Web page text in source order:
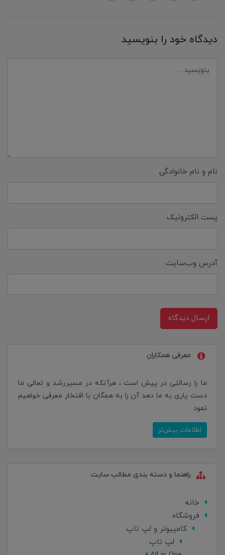
دیدگاه خود را بنویسید
نام و نام خانوادگی
پست الکترونیک
آدرس وب‌سایت
ارسال دیدگاه
معرفی همکاران
ما را رسالتی در پیش است ، هرآنکه در مسیررشد و تعالی ما
دست یاری به ما دهد آن را به همگان با افتخار معرفی خواهیم
نمود
اطلاعات بیش‌تر
راهنما و دسته بندی مطالب سایت
خانه
فروشگاه
کامپیوتر و لپ تاپ
لپ تاپ